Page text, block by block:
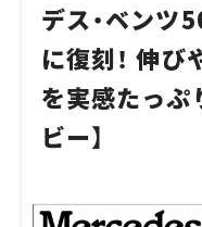
デス・ベンツ
に復刻！ 伸
を実感たっぷ
ビー】
Traffic
Special
Series
人気のハッシュタグ